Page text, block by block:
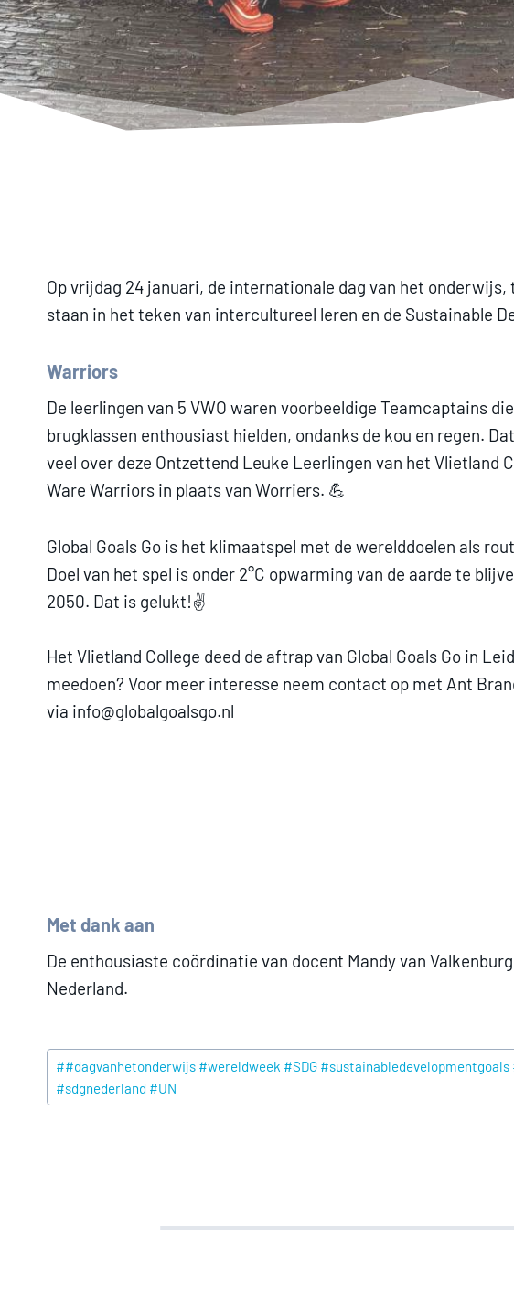
Op vrijdag 24 januari, de internationale dag van het
staan in het teken van intercultureel leren en de Sustainable
Warriors
De leerlingen van 5 VWO waren voorbeeldige Teamcaptains
brugklassen enthousiast hielden, ondanks de kou en regen.
veel over deze Ontzettend Leuke Leerlingen van het Vlietland
Ware Warriors in plaats van Worriers. 💪
Global Goals Go is het klimaatspel met de werelddoelen als
Doel van het spel is onder 2°C opwarming van de aarde te
2050. Dat is gelukt!✌️
Het Vlietland College deed de aftrap van Global Goals Go in
meedoen? Voor meer interesse neem contact op met Ant
via info@globalgoalsgo.nl
Met dank aan
De enthousiaste coördinatie van docent Mandy van
Nederland.
Post
Tags:
##dagvanhetonderwijs #wereldweek #SDG
#sdgnederland #UN